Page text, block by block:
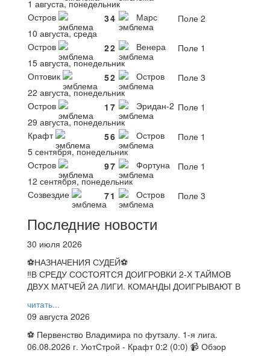
1 августа, понедельник
Остров
34 Марс
Поле 2
10 августа, среда
Остров
22 Венера
Поле 1
15 августа, понедельник
Оптовик
52 Остров
Поле 3
22 августа, понедельник
Остров
1 7 Эридан-2 Поле 1
29 августа, понедельник
Крафт
56 Остров
Поле 1
5 сентября, понедельник
Остров
97 Фортуна
Поле 1
12 сентября, понедельник
Созвездие
71 Остров Поле 3
Последние новости
30 июля 2026
⚽НАЗНАЧЕНИЯ СУДЕЙ⚽
‼В СРЕДУ СОСТОЯТСЯ ДОИГРОВКИ 2-Х ТАЙМОВ
ДВУХ МАТЧЕЙ 2А ЛИГИ. КОМАНДЫ ДОИГРЫВАЮТ В
читать...
09 августа 2026
⚽ Первенство Владимира по футзалу. 1-я лига.
06.08.2026 г. УютСтрой - Крафт 0:2 (0:0) 📹 Обзор